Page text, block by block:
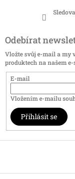
Odebírat
Vložte svůj e-mail a my
produktech na našem e-
E-mail
Vložením e-mailu
Přihlásit se